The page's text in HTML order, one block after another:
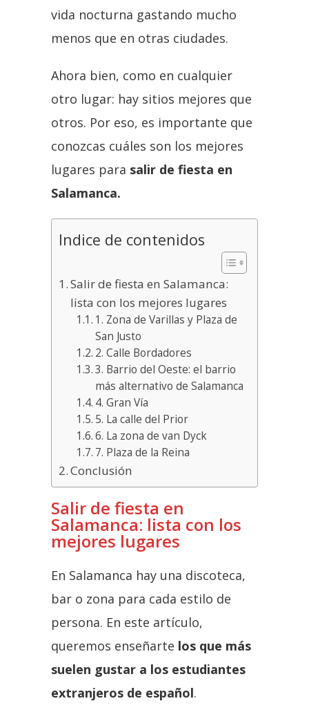
vida nocturna gastando mucho
menos que en otras ciudades.
Ahora bien, como en cualquier
otro lugar: hay sitios mejores que
otros. Por eso, es importante que
conozcas cuáles son los mejores
lugares para salir de fiesta en
Salamanca.
Indice de contenidos
Salir de fiesta en Salamanca:
lista con los mejores lugares
1. Zona de Varillas y Plaza de
San Justo
2. Calle Bordadores
3. Barrio del Oeste: el barrio
más alternativo de Salamanca
4. Gran Vía
5. La calle del Prior
6. La zona de van Dyck
7. Plaza de la Reina
Conclusión
Salir de fiesta en
Salamanca: lista con los
mejores lugares
En Salamanca hay una discoteca,
bar o zona para cada estilo de
persona. En este artículo,
queremos enseñarte los que más
suelen gustar a los estudiantes
extranjeros de español.